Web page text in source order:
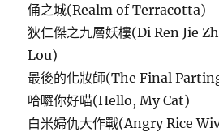
俑之城(Realm of Terracotta)
狄仁傑之九層妖樓(Di Ren Jie
Lou)
最後的化妝師(The Final
哈囉你好喵(Hello, My Cat)
白米婦仇大作戰(Angry Rice